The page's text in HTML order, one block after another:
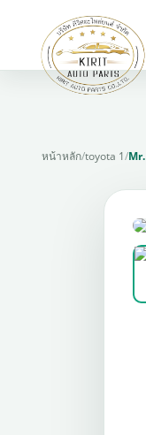
หน้าหลัก/toyota 1/Mr.